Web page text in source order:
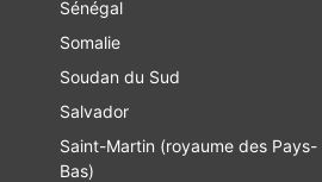
Sénégal
Somalie
Soudan du Sud
Salvador
Saint-Martin (royaume des Pays-
Bas)